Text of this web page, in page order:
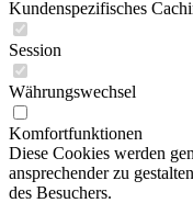
Kundenspezifisches
Session
Währungswechsel
Komfortfunktionen
Diese Cookies werden
ansprechender zu
des Besuchers.